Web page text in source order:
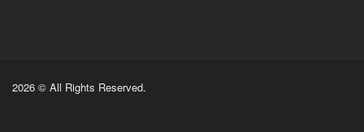
2026 © All Rights Reserved.